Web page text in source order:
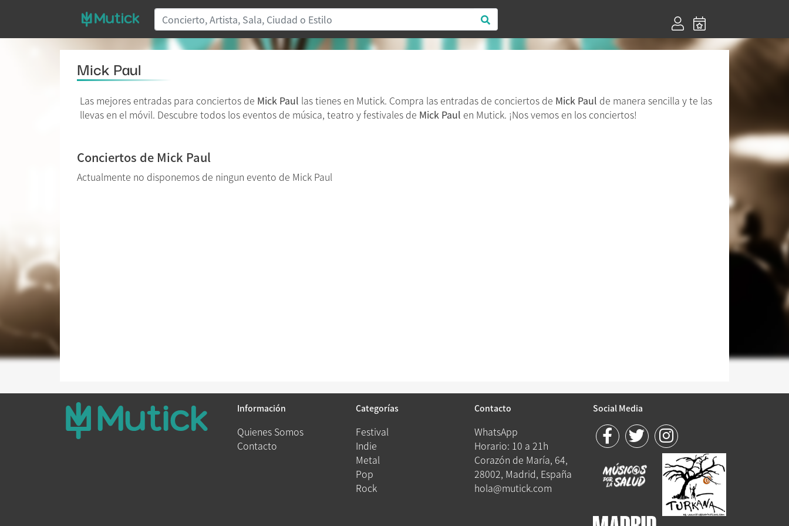
Mick Paul
Las mejores entradas para conciertos de Mick Paul las tienes en Mutick. Compra las entradas de conciertos de Mick Paul de manera sencilla y te las
llevas en el móvil. Descubre todos los eventos de música, teatro y festivales de Mick Paul en Mutick. ¡Nos vemos en los conciertos!
Conciertos de Mick Paul
Actualmente no disponemos de ningun evento de Mick Paul
Información
Quienes Somos
Contacto
Categorías
Festival
Indie
Metal
Pop
Rock
Contacto
WhatsApp
Horario: 10 a 21h
Corazón de María, 64,
28002, Madrid, España
hola@mutick.com
Social Media